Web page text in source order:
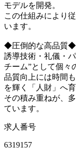
モデルを開発。
この仕組みにより
います。
◆圧倒的な高品質◆
誘導技術・礼儀・
チーム”として個々
品質向上には時間
を輝く「人財」へ
その積み重ねが、
ています。
求人番号
6319157